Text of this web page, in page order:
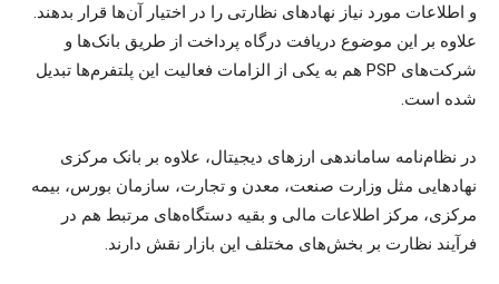
و اطلاعات مورد نیاز نهادهای نظارتی را در اختیار آن‌ها قرار بدهند.
علاوه بر این موضوع دریافت درگاه پرداخت از طریق بانک‌ها و
شرکت‌های PSP هم به یکی از الزامات فعالیت این پلتفرم‌ها تبدیل
شده است.
در نظام‌نامه ساماندهی ارزهای دیجیتال، علاوه بر بانک مرکزی
نهادهایی مثل وزارت صنعت، معدن و تجارت، سازمان بورس، بیمه
مرکزی، مرکز اطلاعات مالی و بقیه دستگاه‌های مرتبط هم در
فرآیند نظارت بر بخش‌های مختلف این بازار نقش دارند.